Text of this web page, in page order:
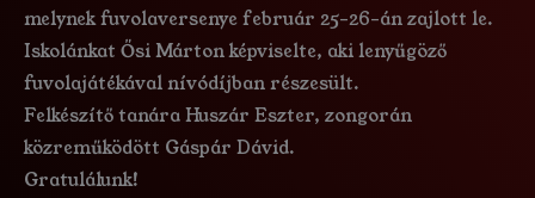
melynek fuvolaversenye február 25-26-án zajlott le.
Iskolánkat Ősi Márton képviselte, aki lenyűgöző
fuvolajátékával nívódíjban részesült.
Felkészítő tanára Huszár Eszter, zongorán
közreműködött Gáspár Dávid.
Gratulálunk!